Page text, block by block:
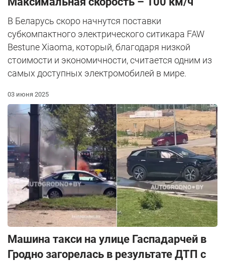
В Беларусь скоро начнутся поставки
субкомпактного электрического ситикара FAW
Bestune Xiaoma, который, благодаря низкой
стоимости и экономичности, считается одним из
самых доступных электромобилей в мире.
03 июня 2025
Машина такси на улице Гаспадарчей в
Гродно загорелась в результате ДТП с